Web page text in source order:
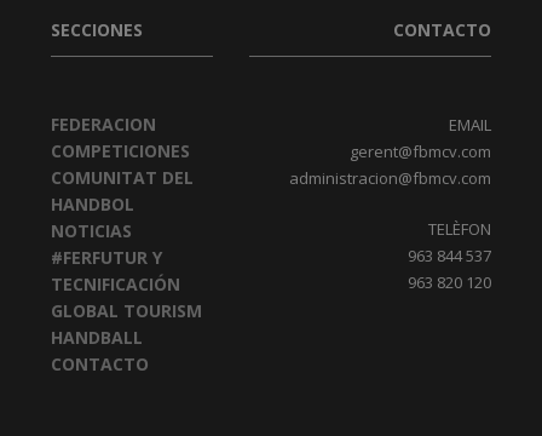
SECCIONES
FEDERACION
COMPETICIONES
COMUNITAT DEL
HANDBOL
NOTICIAS
#FERFUTUR Y
TECNIFICACIÓN
GLOBAL TOURISM
HANDBALL
CONTACTO
CONTACTO
EMAIL
gerent@fbmcv.com
administracion@fbmcv.com
TELÈFON
963 844 537
963 820 120